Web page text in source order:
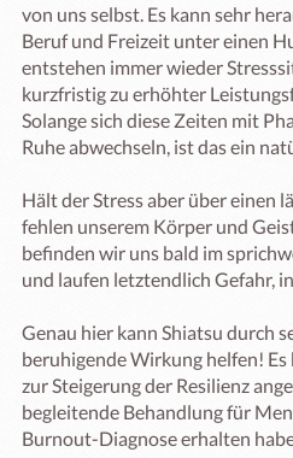
von uns selbst. Es kann sehr
Beruf und Freizeit unter einen
entstehen immer wieder
kurzfristig zu erhöhter
Solange sich diese Zeiten mit
Ruhe abwechseln, ist das ein
Hält der Stress aber über einen
fehlen unserem Körper und
befinden wir uns bald im
und laufen letztendlich Gefahr,
Genau hier kann Shiatsu durch
beruhigende Wirkung helfen!
zur Steigerung der Resilienz
begleitende Behandlung für
Burnout-Diagnose erhalten